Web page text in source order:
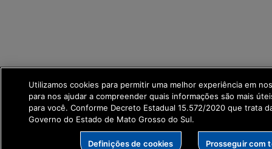
Utilizamos cookies para permitir uma melhor experiência em
para nos ajudar a compreender quais informações são mais
para você. Conforme Decreto Estadual 15.572/2020 que trata
Governo do Estado de Mato Grosso do Sul.
Definições de cookies Prosseguir com